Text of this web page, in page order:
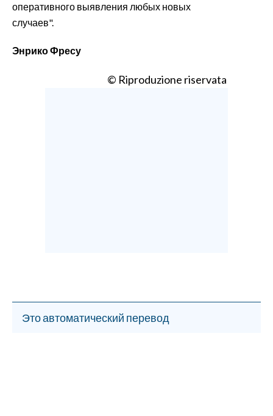
оперативного выявления любых новых
случаев".
Энрико Фресу
© Riproduzione riservata
Это автоматический перевод